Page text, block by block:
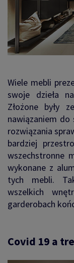
Wiele mebli
swoje dzieła
Złożone były
nawiązaniem
rozwiązania
bardziej
wszechstronne
wykonane z
tych mebli.
wszelkich
garderobach
Covid 19 a